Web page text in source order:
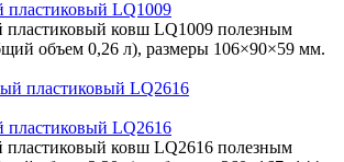
пластиковый LQ1009
ковш LQ1009 полезным
объем 0,26 л), размеры 106×90×59 мм.
пластиковый LQ2616
ковш LQ2616 полезным